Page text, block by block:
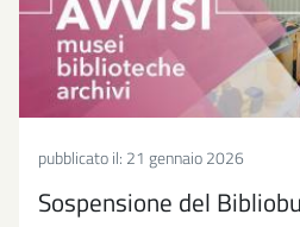
pubblicato il: 21 gennaio 2026
Sospensione del